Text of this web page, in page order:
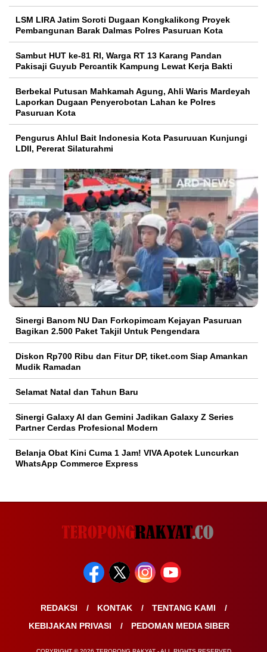
LSM LIRA Jatim Soroti Dugaan Kongkalikong Proyek
Pembangunan Barak Dalmas Polres Pasuruan Kota
Sambut HUT ke-81 RI, Warga RT 13 Karang Pandan
Pakisaji Guyub Percantik Kampung Lewat Kerja Bakti
Berbekal Putusan Mahkamah Agung, Ahli Waris Mardeyah
Laporkan Dugaan Penyerobotan Lahan ke Polres
Pasuruan Kota
Pengurus Ahlul Bait Indonesia Kota Pasuruuan Kunjungi
LDII, Pererat Silaturahmi
Sinergi Banom NU Dan Forkopimcam Kejayan Pasuruan
Bagikan 2.500 Paket Takjil Untuk Pengendara
Diskon Rp700 Ribu dan Fitur DP, tiket.com Siap Amankan
Mudik Ramadan
Selamat Natal dan Tahun Baru
Sinergi Galaxy AI dan Gemini Jadikan Galaxy Z Series
Partner Cerdas Profesional Modern
Belanja Obat Kini Cuma 1 Jam! VIVA Apotek Luncurkan
WhatsApp Commerce Express
REDAKSI KONTAK
TENTANG KAMI
KEBIJAKAN PRIVASI
PEDOMAN MEDIA SIBER